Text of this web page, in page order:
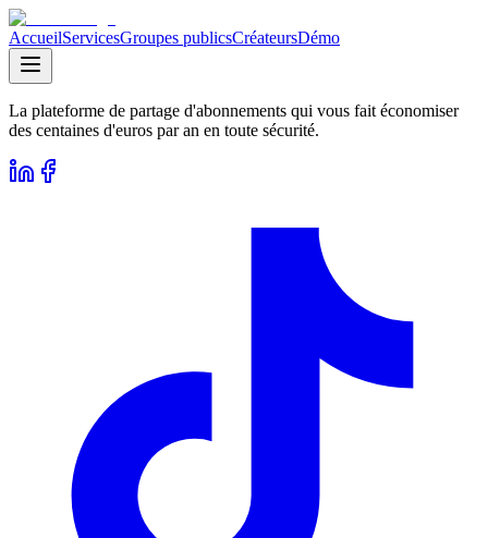
AccueilServicesGroupes publicsCréateursDémo
La plateforme de partage d'abonnements qui vous fait économiser
des centaines d'euros par an en toute sécurité.